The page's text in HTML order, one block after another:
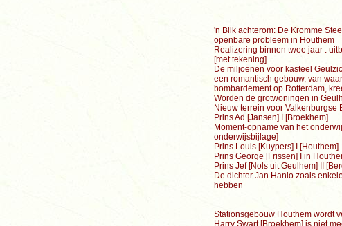
'n Blik achterom: De Kromme
openbare probleem in Houthem
Realizering binnen twee jaar :
[met tekening]
De miljoenen voor kasteel
een romantisch gebouw, van
bombardement op Rotterdam,
Worden de grotwoningen in
Nieuw terrein voor Valkenburgse
Prins Ad [Jansen] I
Moment-opname van het
onderwijsbijlage]
Prins Louis [Kuypers] I
Prins George [Frissen] I in
Prins Jef [Nols uit Geulhem] II
De dichter Jan Hanlo zoals
hebben
Stationsgebouw Houthem wordt